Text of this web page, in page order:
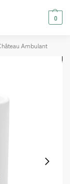
0
Ambulant